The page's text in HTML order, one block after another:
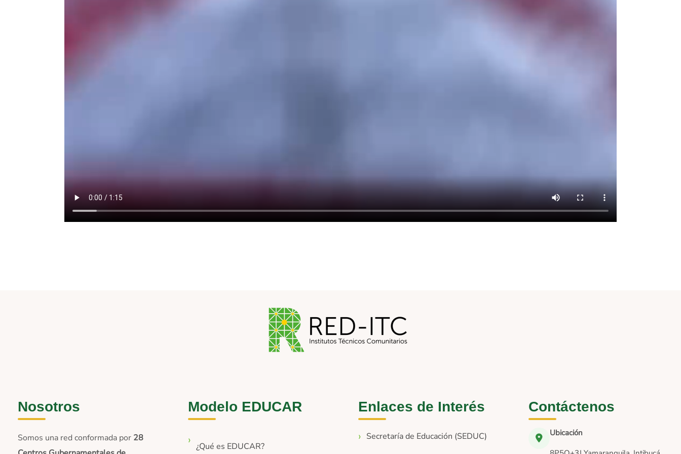
Nosotros
Somos una red conformada por 28
Modelo EDUCAR
¿Qué es EDUCAR?
Enlaces de Interés
Secretaría de Educación (SEDUC)
Contáctenos
Ubicación